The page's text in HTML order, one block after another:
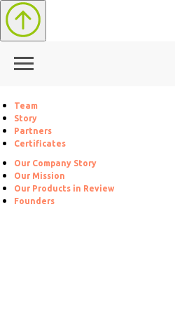
Team
Story
Partners
Certificates
Our Company Story
Our Mission
Our Products in Review
Founders